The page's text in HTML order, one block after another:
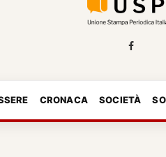
CRONACA SOCIETÀ